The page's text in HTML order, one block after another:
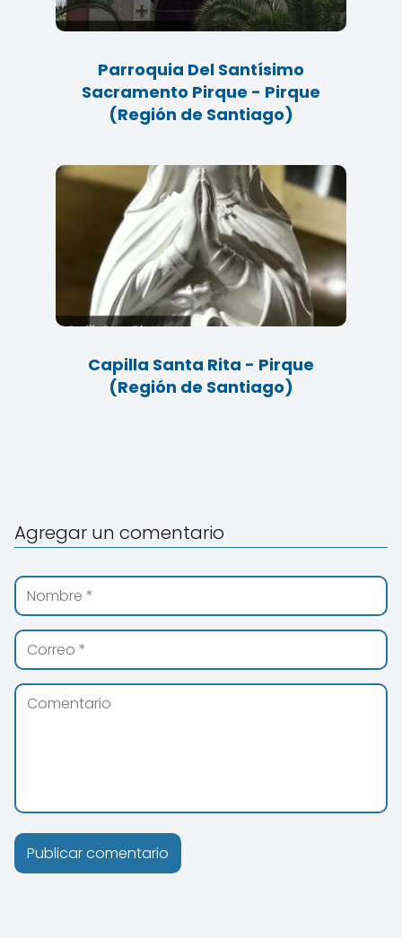
Parroquia Del Santísimo
Sacramento Pirque - Pirque
(Región de Santiago)
Capilla Santa Rita - Pirque
(Región de Santiago)
Agregar un comentario